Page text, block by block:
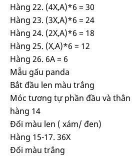
Hàng 22. (4X,A)*6 = 30
Hàng 23. (3X,A)*6 = 24
Hàng 24. (2X,A)*6 = 18
Hàng 25. (X,A)*6 = 12
Hàng 26. 6A = 6
Mẫu gấu panda
Bắt đầu len màu trắng
Móc tương tự phần đầu và
hàng 14
Đổi màu len ( xám/ đen)
Hàng 15-17. 36X
Đổi màu trắng